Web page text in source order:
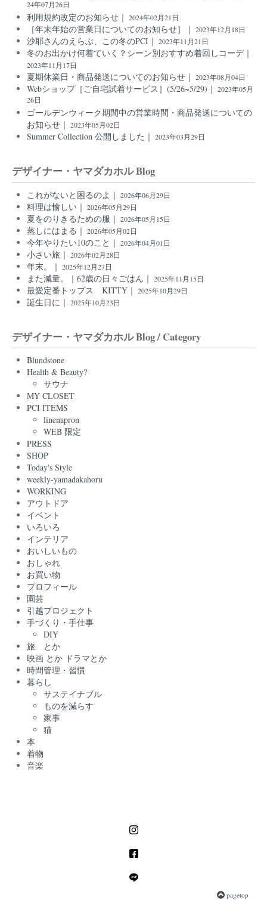
24年07月26日
利用規約改定のお知らせ｜ 2024年02月21日
［年末年始の営業日についてのお知らせ］｜ 2023年12月18日
沙耶さんのえらぶ、この冬のPCI｜ 2023年11月21日
冬のお出かけ何着ていく？シーン別おすすめ着回しコーデ｜
2023年11月17日
夏期休業日・商品発送についてのお知らせ｜ 2023年08月04日
Webショップ［ご自宅試着サービス］(5/26~5/29)｜ 2023年05月
26日
ゴールデンウィーク期間中の営業時間・商品発送についての
お知らせ｜ 2023年05月02日
Summer Collection 公開しました｜ 2023年03月29日
デザイナー・ヤマダカホル Blog
これがないと困るのよ｜ 2026年06月29日
料理は愉しい｜ 2026年05月29日
夏をのりきるための服｜ 2026年05月15日
蒸しにはまる｜ 2026年05月02日
今年やりたい10のこと｜ 2026年04月01日
小さい旅｜ 2026年02月28日
年末。｜ 2025年12月27日
また減量。｜62歳の日々ごはん｜ 2025年11月15日
最愛定番トップス KITTY｜ 2025年10月29日
誕生日に｜ 2025年10月23日
デザイナー・ヤマダカホル Blog / Category
Blundstone
Health & Beauty?
サウナ
MY CLOSET
PCI ITEMS
linenapron
WEB 限定
PRESS
SHOP
Today's Style
weekly-yamadakahoru
WORKING
アウトドア
イベント
いろいろ
インテリア
おいしいもの
おしゃれ
お買い物
プロフィール
園芸
引越プロジェクト
手づくり・手仕事
DIY
旅 とか
映画 とか ドラマとか
時間管理・習慣
暮らし
サステイナブル
ものを減らす
家事
猫
本
着物
音楽
pagetop